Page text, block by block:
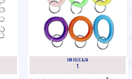
UNID/CAJA
1